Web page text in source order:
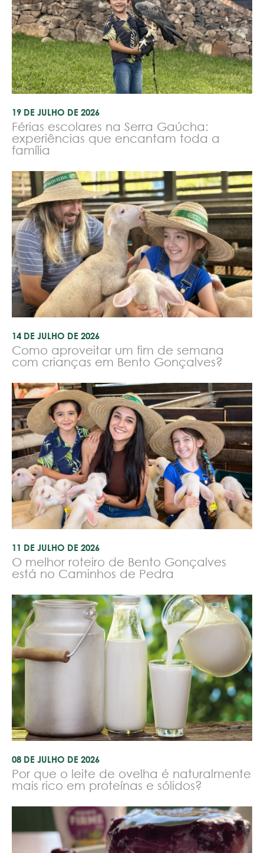
19 DE JULHO DE 2026
Férias escolares na Serra Gaúcha:
experiências que encantam toda a
família
14 DE JULHO DE 2026
Como aproveitar um fim de semana
com crianças em Bento Gonçalves?
11 DE JULHO DE 2026
O melhor roteiro de Bento Gonçalves
está no Caminhos de Pedra
08 DE JULHO DE 2026
Por que o leite de ovelha é naturalmente
mais rico em proteínas e sólidos?